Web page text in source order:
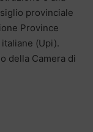
provinciale
Province
(Upi).
della Camera di